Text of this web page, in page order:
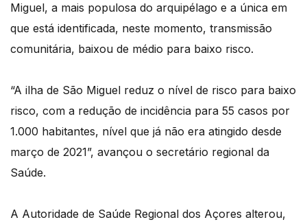
Miguel, a mais populosa do arquipélago e a única em
que está identificada, neste momento, transmissão
comunitária, baixou de médio para baixo risco.
“A ilha de São Miguel reduz o nível de risco para baixo
risco, com a redução de incidência para 55 casos por
1.000 habitantes, nível que já não era atingido desde
março de 2021”, avançou o secretário regional da
Saúde.
A Autoridade de Saúde Regional dos Açores alterou,